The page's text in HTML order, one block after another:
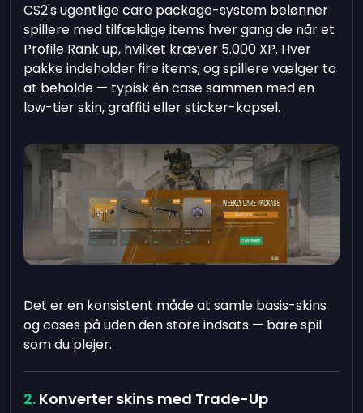
CS2's ugentlige care package-system belønner
spillere med tilfældige items hver gang de når et
Profile Rank up, hvilket kræver 5.000 XP. Hver
pakke indeholder fire items, og spillere vælger to
at beholde — typisk én case sammen med en
low-tier skin, graffiti eller sticker-kapsel.
Det er en konsistent måde at samle basis-skins
og cases på uden den store indsats — bare spil
som du plejer.
Konverter skins med Trade-Up